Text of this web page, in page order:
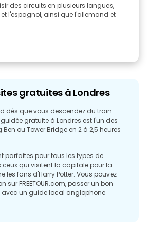
des circuits en plusieurs langues,
l'espagnol, ainsi que l'allemand et
gratuites à Londres
dès que vous descendez du train.
gratuite à Londres est l'un des
ou Tower Bridge en 2 à 2,5 heures
parfaites pour tous les types de
qui visitent la capitale pour la
les fans d'Harry Potter. Vous pouvez
sur FREETOUR.com, passer un bon
un guide local anglophone
sont également disponibles), et à la
un pourboire si vous avez apprécié